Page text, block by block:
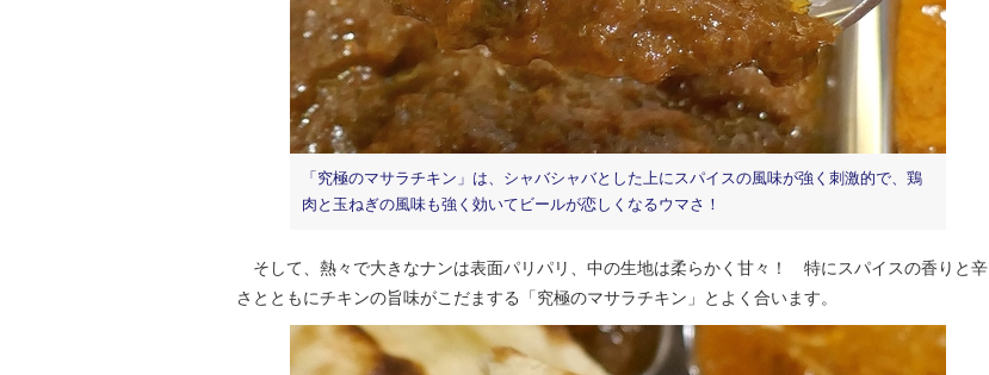
「究極のマサラチキン」は、シャバシャバとした上にスパイスの風味が強く刺激的で、鶏
肉と玉ねぎの風味も強く効いてビールが恋しくなるウマさ！
そして、熱々で大きなナンは表面パリパリ、中の生地は柔らかく甘々！ 特にスパイスの香りと辛
さとともにチキンの旨味がこだまする「究極のマサラチキン」とよく合います。